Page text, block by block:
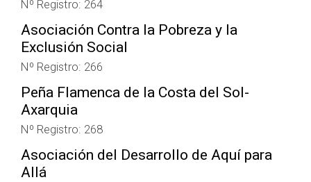
Nº Registro: 264
Asociación Contra la Pobreza y la
Exclusión Social
Nº Registro: 266
Peña Flamenca de la Costa del Sol-
Axarquia
Nº Registro: 268
Asociación del Desarrollo de Aquí para
Allá